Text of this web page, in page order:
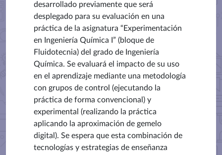
desarrollado previamente que será
desplegado para su evaluación en una
práctica de la asignatura “Experimentación
en Ingeniería Química I” (bloque de
Fluidotecnia) del grado de Ingeniería
Química. Se evaluará el impacto de su uso
en el aprendizaje mediante una metodología
con grupos de control (ejecutando la
práctica de forma convencional) y
experimental (realizando la práctica
aplicando la aproximación de gemelo
digital). Se espera que esta combinación de
tecnologías y estrategias de enseñanza